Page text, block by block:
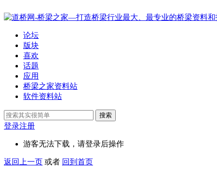
论坛
版块
喜欢
话题
应用
桥梁之家资料站
软件资料站
搜索
登录注册
游客无法下载，请登录后操作
返回上一页 或者 回到首页